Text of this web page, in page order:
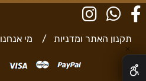
תקנון האתר ומדניות / מי אנחנו
✕